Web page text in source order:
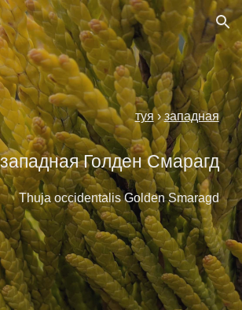
Skip to navigation
туя›западная
Голден Смарагд
Thuja occidentalis Golden Smaragd